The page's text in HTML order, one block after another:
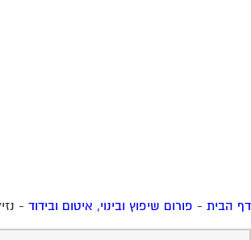
הבית-פורום שיפוץ ובינוי, איטום ובידוד-